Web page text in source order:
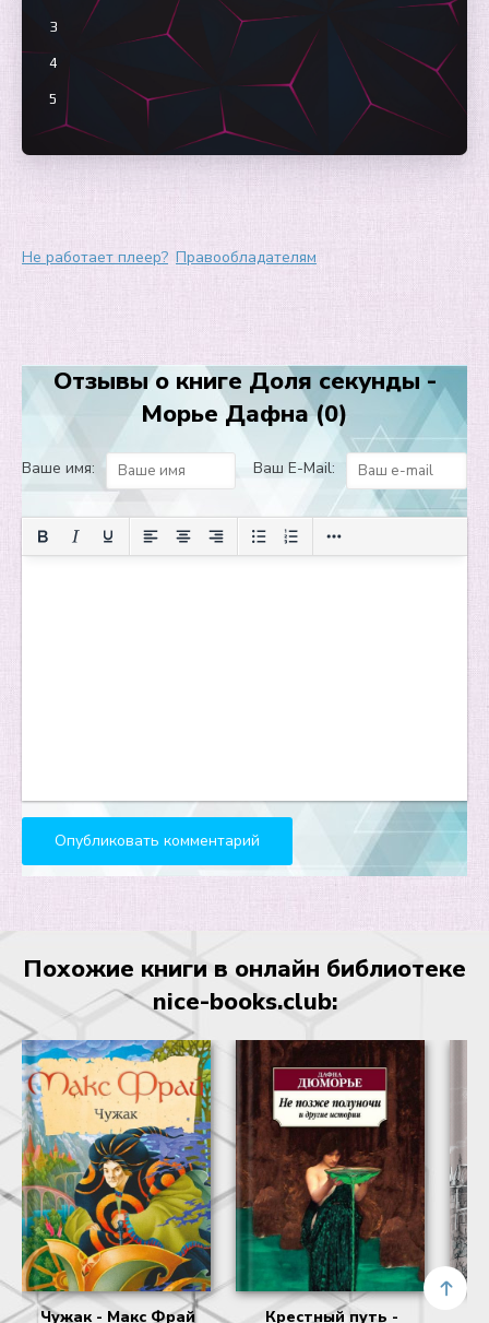
3
4
5
Не работает плеер? Правообладателям
Отзывы о книге Доля секунды -
Морье Дафна (0)
Ваше имя: Ваш E-Mail:
Похожие книги в онлайн библиотеке
nice-books.club:
Чужак - Макс Фрай Крестный путь -